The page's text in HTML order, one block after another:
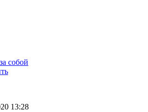
собой
13:28